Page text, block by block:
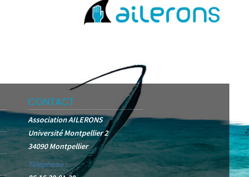
CONTACT
Association AILERONS
Université Montpellier 2
34090 Montpellier
Téléphone :